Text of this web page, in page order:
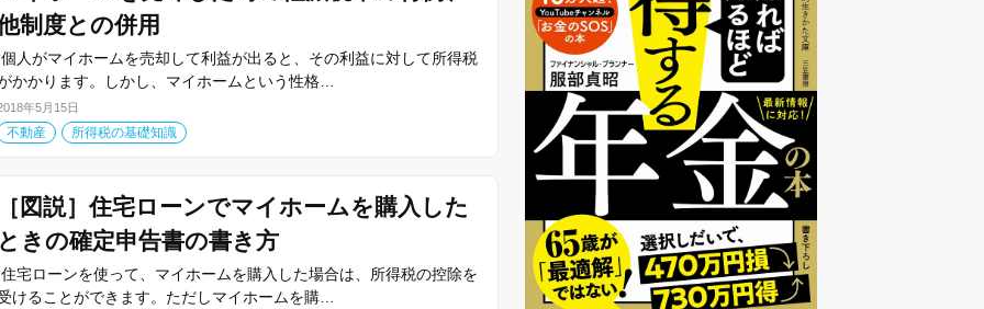
制度との併用
人がマイホームを売却して利益が出ると、その利益に対して所得税
かかります。しかし、マイホームという性格…
年5月15日
不動産 所得税の基礎知識
図説］住宅ローンでマイホームを購入した
きの確定申告書の書き方
宅ローンを使って、マイホームを購入した場合は、所得税の控除を
けることができます。ただしマイホームを購…